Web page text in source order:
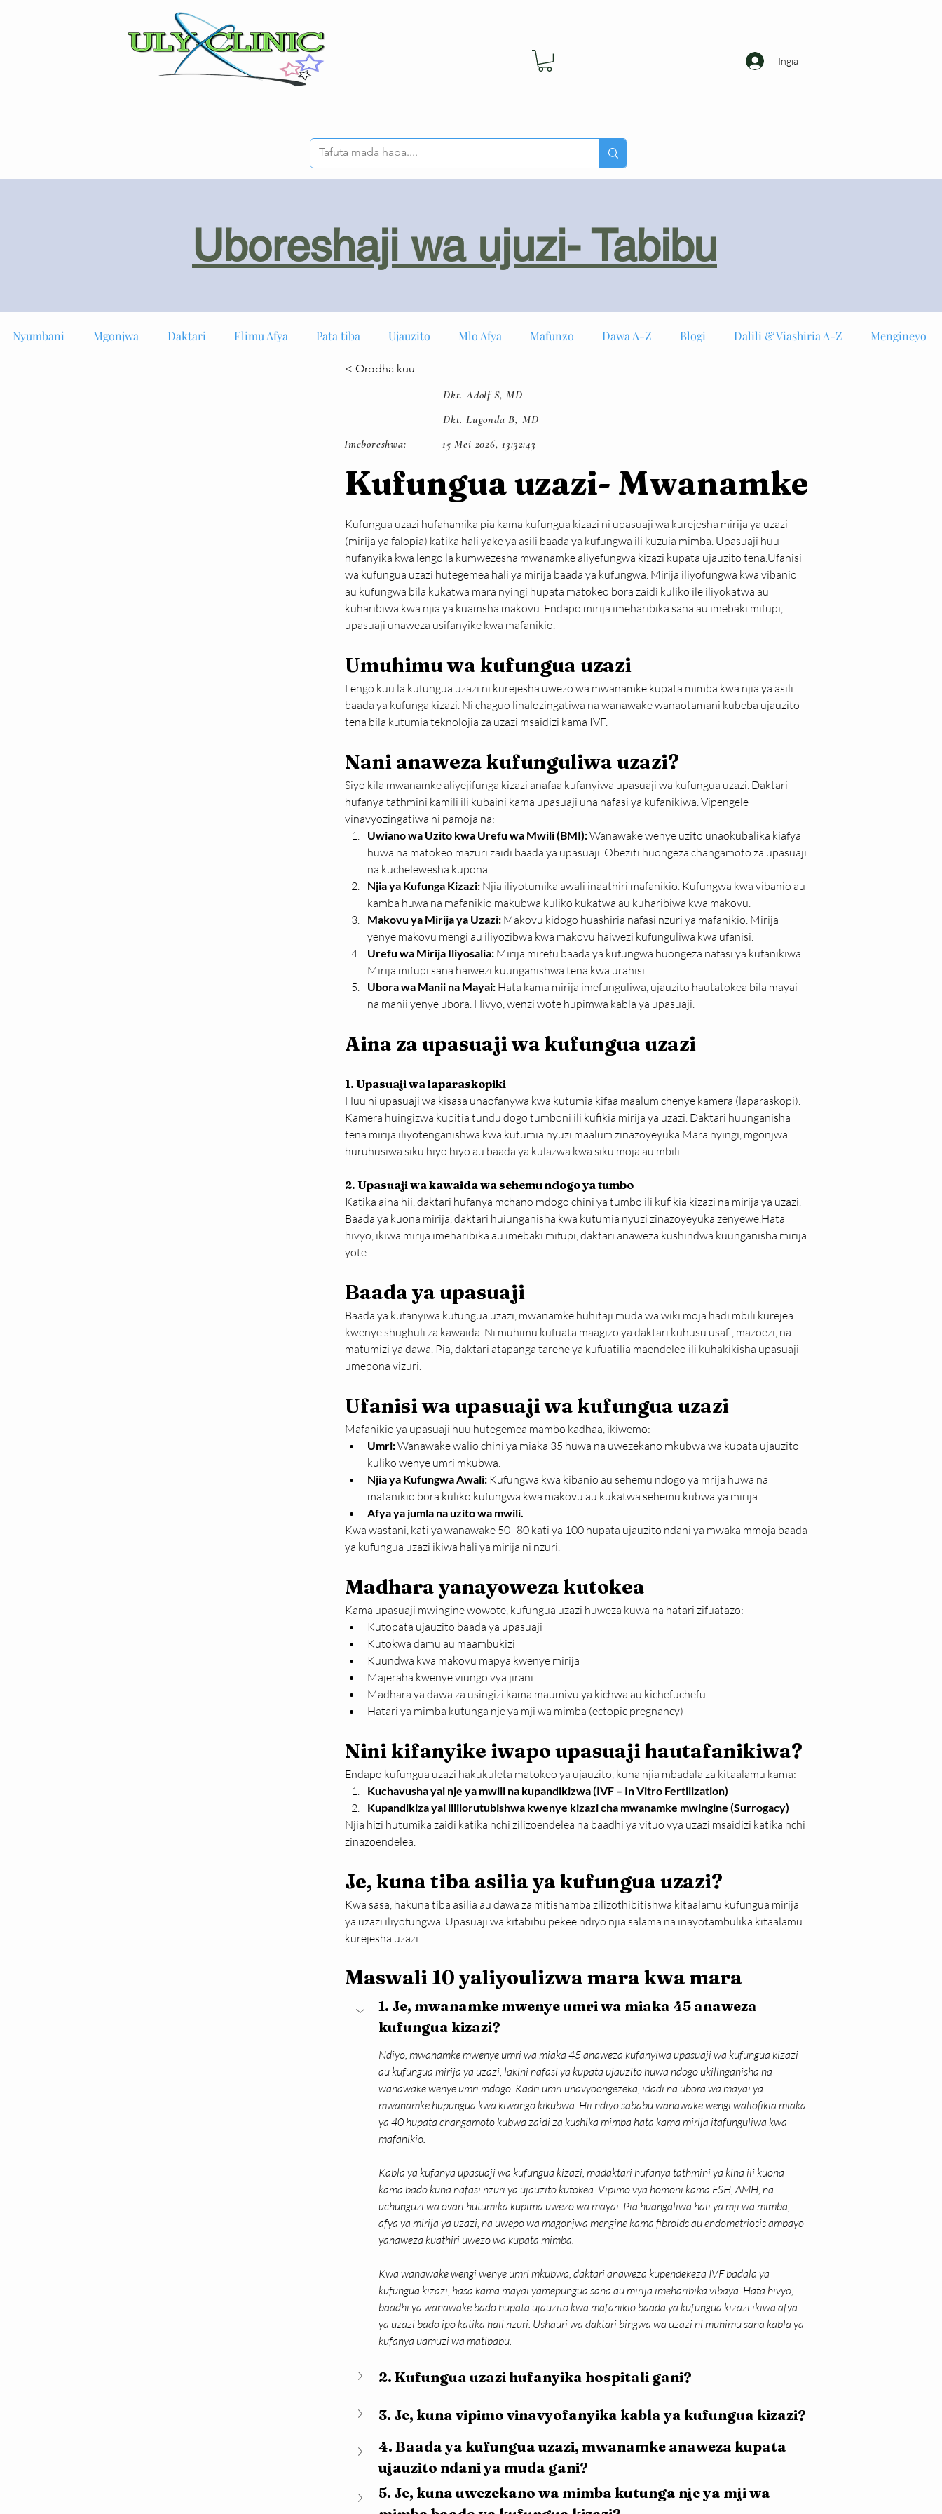
Ingia
Uboreshaji wa ujuzi- Tabibu
Nyumbani Mgonjwa Daktari Elimu Afya Pata tiba Ujauzito Mlo Afya Mafunzo Dawa A-Z Blogi Dalili & Viashiria A-Z Mengineyo
< Orodha kuu
Imeboreshwa:
Dkt. Adolf S, MD
Dkt. Lugonda B, MD
15 Mei 2026, 13:32:43
Kufungua uzazi- Mwanamke
Kufungua uzazi hufahamika pia kama kufungua kizazi ni upasuaji wa kurejesha mirija ya uzazi
(mirija ya falopia) katika hali yake ya asili baada ya kufungwa ili kuzuia mimba. Upasuaji huu
hufanyika kwa lengo la kumwezesha mwanamke aliyefungwa kizazi kupata ujauzito tena.Ufanisi
wa kufungua uzazi hutegemea hali ya mirija baada ya kufungwa. Mirija iliyofungwa kwa vibanio
au kufungwa bila kukatwa mara nyingi hupata matokeo bora zaidi kuliko ile iliyokatwa au
kuharibiwa kwa njia ya kuamsha makovu. Endapo mirija imeharibika sana au imebaki mifupi,
upasuaji unaweza usifanyike kwa mafanikio.
Umuhimu wa kufungua uzazi
Lengo kuu la kufungua uzazi ni kurejesha uwezo wa mwanamke kupata mimba kwa njia ya asili
baada ya kufunga kizazi. Ni chaguo linalozingatiwa na wanawake wanaotamani kubeba ujauzito
tena bila kutumia teknolojia za uzazi msaidizi kama IVF.
Nani anaweza kufunguliwa uzazi?
Siyo kila mwanamke aliyejifunga kizazi anafaa kufanyiwa upasuaji wa kufungua uzazi. Daktari
hufanya tathmini kamili ili kubaini kama upasuaji una nafasi ya kufanikiwa. Vipengele
vinavyozingatiwa ni pamoja na:
Uwiano wa Uzito kwa Urefu wa Mwili (BMI): Wanawake wenye uzito unaokubalika kiafya
huwa na matokeo mazuri zaidi baada ya upasuaji. Obeziti huongeza changamoto za upasuaji
na kuchelewesha kupona.
Njia ya Kufunga Kizazi: Njia iliyotumika awali inaathiri mafanikio. Kufungwa kwa vibanio au
kamba huwa na mafanikio makubwa kuliko kukatwa au kuharibiwa kwa makovu.
Makovu ya Mirija ya Uzazi: Makovu kidogo huashiria nafasi nzuri ya mafanikio. Mirija
yenye makovu mengi au iliyozibwa kwa makovu haiwezi kufunguliwa kwa ufanisi.
Urefu wa Mirija Iliyosalia: Mirija mirefu baada ya kufungwa huongeza nafasi ya kufanikiwa.
Mirija mifupi sana haiwezi kuunganishwa tena kwa urahisi.
Ubora wa Manii na Mayai: Hata kama mirija imefunguliwa, ujauzito hautatokea bila mayai
na manii yenye ubora. Hivyo, wenzi wote hupimwa kabla ya upasuaji.
Aina za upasuaji wa kufungua uzazi
1. Upasuaji wa laparaskopiki
Huu ni upasuaji wa kisasa unaofanywa kwa kutumia kifaa maalum chenye kamera (laparaskopi).
Kamera huingizwa kupitia tundu dogo tumboni ili kufikia mirija ya uzazi. Daktari huunganisha
tena mirija iliyotenganishwa kwa kutumia nyuzi maalum zinazoyeyuka.Mara nyingi, mgonjwa
huruhusiwa siku hiyo hiyo au baada ya kulazwa kwa siku moja au mbili.
2. Upasuaji wa kawaida wa sehemu ndogo ya tumbo
Katika aina hii, daktari hufanya mchano mdogo chini ya tumbo ili kufikia kizazi na mirija ya uzazi.
Baada ya kuona mirija, daktari huiunganisha kwa kutumia nyuzi zinazoyeyuka zenyewe.Hata
hivyo, ikiwa mirija imeharibika au imebaki mifupi, daktari anaweza kushindwa kuunganisha mirija
yote.
Baada ya upasuaji
Baada ya kufanyiwa kufungua uzazi, mwanamke huhitaji muda wa wiki moja hadi mbili kurejea
kwenye shughuli za kawaida. Ni muhimu kufuata maagizo ya daktari kuhusu usafi, mazoezi, na
matumizi ya dawa. Pia, daktari atapanga tarehe ya kufuatilia maendeleo ili kuhakikisha upasuaji
umepona vizuri.
Ufanisi wa upasuaji wa kufungua uzazi
Mafanikio ya upasuaji huu hutegemea mambo kadhaa, ikiwemo:
Umri: Wanawake walio chini ya miaka 35 huwa na uwezekano mkubwa wa kupata ujauzito
kuliko wenye umri mkubwa.
Njia ya Kufungwa Awali: Kufungwa kwa kibanio au sehemu ndogo ya mrija huwa na
mafanikio bora kuliko kufungwa kwa makovu au kukatwa sehemu kubwa ya mirija.
Afya ya jumla na uzito wa mwili.
Kwa wastani, kati ya wanawake 50–80 kati ya 100 hupata ujauzito ndani ya mwaka mmoja baada
ya kufungua uzazi ikiwa hali ya mirija ni nzuri.
Madhara yanayoweza kutokea
Kama upasuaji mwingine wowote, kufungua uzazi huweza kuwa na hatari zifuatazo:
Kutopata ujauzito baada ya upasuaji
Kutokwa damu au maambukizi
Kuundwa kwa makovu mapya kwenye mirija
Majeraha kwenye viungo vya jirani
Madhara ya dawa za usingizi kama maumivu ya kichwa au kichefuchefu
Hatari ya mimba kutunga nje ya mji wa mimba (ectopic pregnancy)
Nini kifanyike iwapo upasuaji hautafanikiwa?
Endapo kufungua uzazi hakukuleta matokeo ya ujauzito, kuna njia mbadala za kitaalamu kama:
Kuchavusha yai nje ya mwili na kupandikizwa (IVF – In Vitro Fertilization)
Kupandikiza yai lililorutubishwa kwenye kizazi cha mwanamke mwingine (Surrogacy)
Njia hizi hutumika zaidi katika nchi zilizoendelea na baadhi ya vituo vya uzazi msaidizi katika nchi
zinazoendelea.
Je, kuna tiba asilia ya kufungua uzazi?
Kwa sasa, hakuna tiba asilia au dawa za mitishamba zilizothibitishwa kitaalamu kufungua mirija
ya uzazi iliyofungwa. Upasuaji wa kitabibu pekee ndiyo njia salama na inayotambulika kitaalamu
kurejesha uzazi.
Maswali 10 yaliyoulizwa mara kwa mara
1. Je, mwanamke mwenye umri wa miaka 45 anaweza
kufungua kizazi?
Ndiyo, mwanamke mwenye umri wa miaka 45 anaweza kufanyiwa upasuaji wa kufungua kizazi
au kufungua mirija ya uzazi, lakini nafasi ya kupata ujauzito huwa ndogo ukilinganisha na
wanawake wenye umri mdogo. Kadri umri unavyoongezeka, idadi na ubora wa mayai ya
mwanamke hupungua kwa kiwango kikubwa. Hii ndiyo sababu wanawake wengi waliofikia miaka
ya 40 hupata changamoto kubwa zaidi za kushika mimba hata kama mirija itafunguliwa kwa
mafanikio.
Kabla ya kufanya upasuaji wa kufungua kizazi, madaktari hufanya tathmini ya kina ili kuona
kama bado kuna nafasi nzuri ya ujauzito kutokea. Vipimo vya homoni kama FSH, AMH, na
uchunguzi wa ovari hutumika kupima uwezo wa mayai. Pia huangaliwa hali ya mji wa mimba,
afya ya mirija ya uzazi, na uwepo wa magonjwa mengine kama fibroids au endometriosis ambayo
yanaweza kuathiri uwezo wa kupata mimba.
Kwa wanawake wengi wenye umri mkubwa, daktari anaweza kupendekeza IVF badala ya
kufungua kizazi, hasa kama mayai yamepungua sana au mirija imeharibika vibaya. Hata hivyo,
baadhi ya wanawake bado hupata ujauzito kwa mafanikio baada ya kufungua kizazi ikiwa afya
ya uzazi bado ipo katika hali nzuri. Ushauri wa daktari bingwa wa uzazi ni muhimu sana kabla ya
kufanya uamuzi wa matibabu.
2. Kufungua uzazi hufanyika hospitali gani?
3. Je, kuna vipimo vinavyofanyika kabla ya kufungua kizazi?
4. Baada ya kufungua uzazi, mwanamke anaweza kupata
ujauzito ndani ya muda gani?
5. Je, kuna uwezekano wa mimba kutunga nje ya mji wa